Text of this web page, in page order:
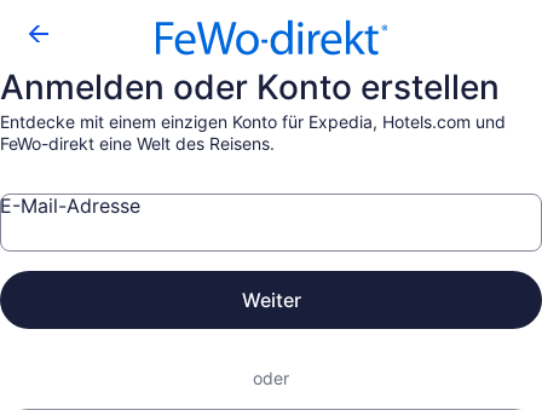
Anmelden oder Konto erstellen
Entdecke mit einem einzigen Konto für Expedia, Hotels.com und
FeWo-direkt eine Welt des Reisens.
E-Mail-Adresse
Weiter
oder